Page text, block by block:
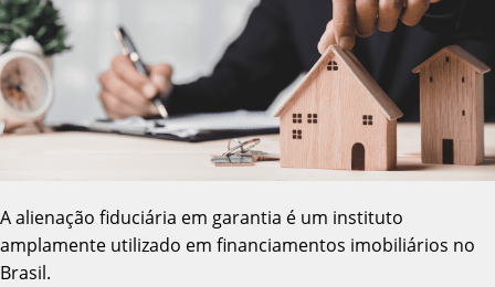
A alienação fiduciária em garantia é um instituto
amplamente utilizado em financiamentos imobiliários no
Brasil.